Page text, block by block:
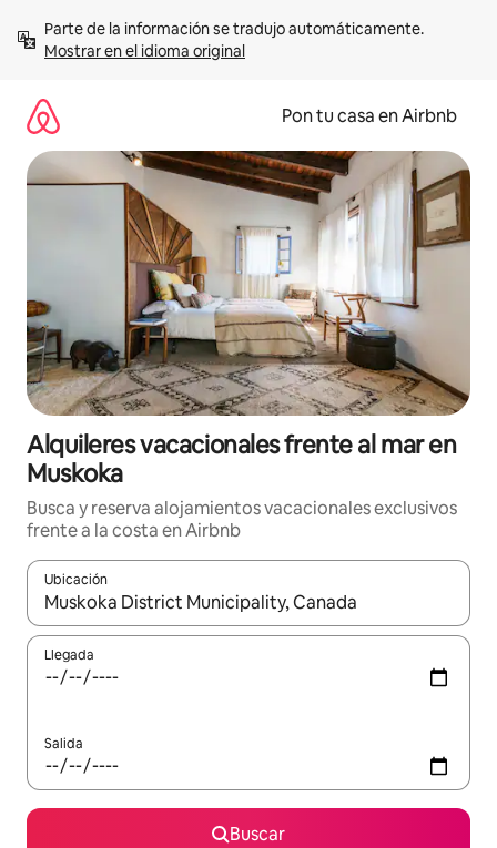
contenidoMostrar en el idioma original
Pon tu casa en Airbnb
Alquileres vacacionales frente al mar en
Muskoka
Busca y reserva alojamientos vacacionales exclusivos
frente a la costa en Airbnb
Ubicación
Cuando los resultados estén disponibles, navega con las
Llegada
Salida
Buscar